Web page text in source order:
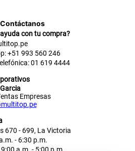
Contáctanos
con tu compra?
+51 993 560 246
01 619 4444
Empresas
670 - 699, La Victoria
- 6:30 p.m.